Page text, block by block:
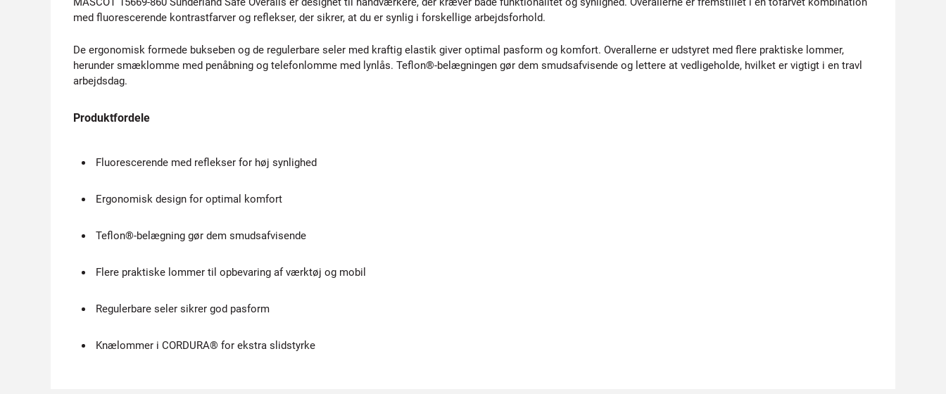
med fluorescerende kontrastfarver og reflekser, der sikrer, at du er synlig i forskellige arbejdsforhold.
De ergonomisk formede bukseben og de regulerbare seler med kraftig elastik giver optimal pasform og komfort. Overallerne er udstyret med flere praktiske lommer,
herunder smæklomme med penåbning og telefonlomme med lynlås. Teflon®-belægningen gør dem smudsafvisende og lettere at vedligeholde, hvilket er vigtigt i en travl
arbejdsdag.
Produktfordele
Fluorescerende med reflekser for høj synlighed
Ergonomisk design for optimal komfort
Teflon®-belægning gør dem smudsafvisende
Flere praktiske lommer til opbevaring af værktøj og mobil
Regulerbare seler sikrer god pasform
Knælommer i CORDURA® for ekstra slidstyrke